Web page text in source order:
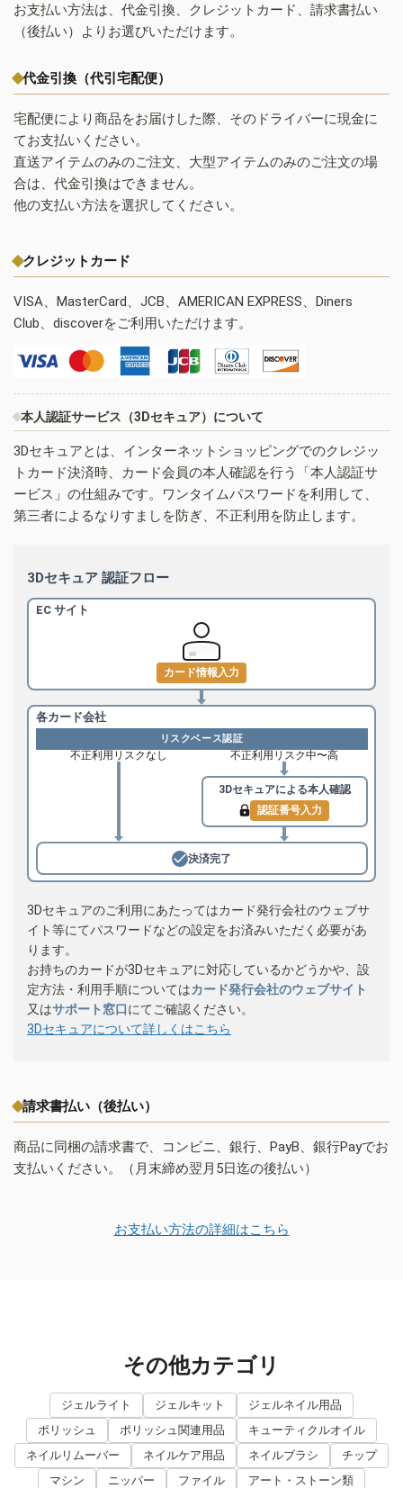
お支払い方法は、代金引換、クレジットカード、請求書払い
（後払い）よりお選びいただけます。
代金引換（代引宅配便）
宅配便により商品をお届けした際、そのドライバーに現金に
てお支払いください。
直送アイテムのみのご注文、大型アイテムのみのご注文の場
合は、代金引換はできません。
他の支払い方法を選択してください。
クレジットカード
VISA、MasterCard、JCB、AMERICAN EXPRESS、Diners
Club、discoverをご利用いただけます。
本人認証サービス（3Dセキュア）について
3Dセキュアとは、インターネットショッピングでのクレジッ
トカード決済時、カード会員の本人確認を行う「本人認証サ
ービス」の仕組みです。ワンタイムパスワードを利用して、
第三者によるなりすましを防ぎ、不正利用を防止します。
3Dセキュア 認証フロー
EC サイト
カード情報入力
各カード会社
リスクベース認証
不正利用リスクなし 不正利用リスク中〜高
3Dセキュアによる本人確認
認証番号入力
決済完了
3Dセキュアのご利用にあたってはカード発行会社のウェブサ
イト等にてパスワードなどの設定をお済みいただく必要があ
ります。
お持ちのカードが3Dセキュアに対応しているかどうかや、設
定方法・利用手順についてはカード発行会社のウェブサイト
又はサポート窓口にてご確認ください。
3Dセキュアについて詳しくはこちら
請求書払い（後払い）
商品に同梱の請求書で、コンビニ、銀行、PayB、銀行Payでお
支払いください。（月末締め翌月5日迄の後払い）
お支払い方法の詳細はこちら
その他カテゴリ
ジェルライト ジェルキット
ジェルネイル用品
ポリッシュ
ポリッシュ関連用品
キューティクルオイル
ネイルリムーバー
ネイルケア用品 ネイルブラシ
チップ
マシン
ニッパー ファイル
アート・ストーン類